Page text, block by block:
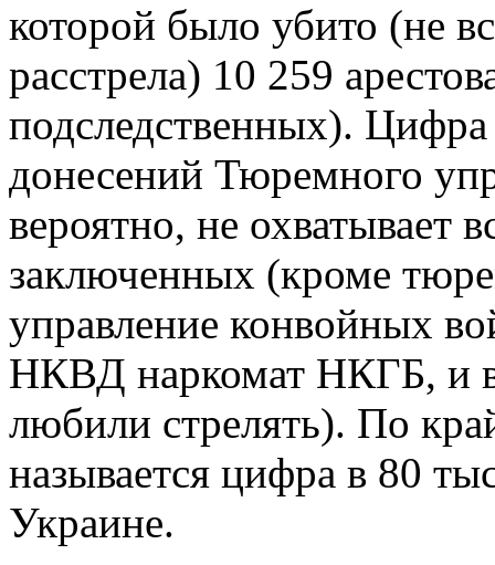
которой было убито (не
расстрела) 10 259
подследственных).
донесений Тюремного
вероятно, не охватывает
заключенных (кроме
управление конвойных
НКВД наркомат НКГБ, и
любили стрелять). По
называется цифра в 80
Украине.